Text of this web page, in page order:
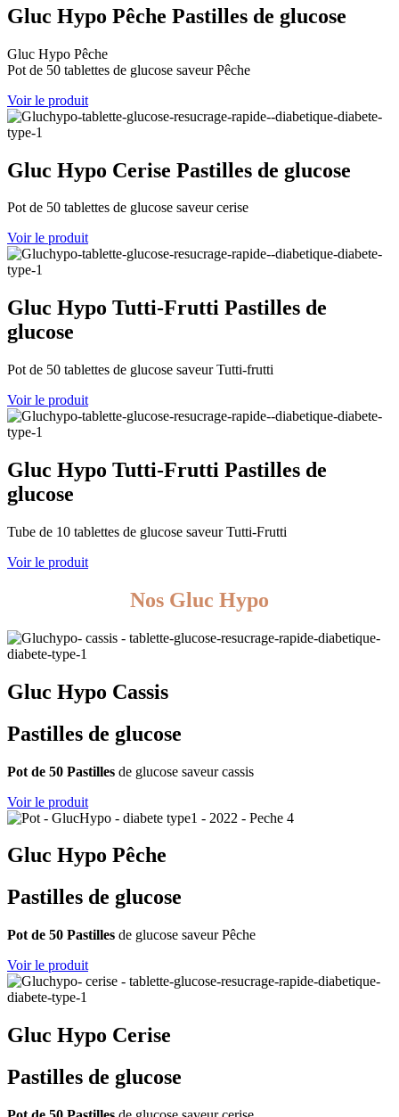
Gluc Hypo Pêche Pastilles de glucose
Gluc Hypo Pêche
Pot de 50 tablettes de glucose saveur Pêche
Voir le produit
Gluc Hypo Cerise Pastilles de glucose
Pot de 50 tablettes de glucose saveur cerise
Voir le produit
Gluc Hypo Tutti-Frutti Pastilles de
glucose
Pot de 50 tablettes de glucose saveur Tutti-frutti
Voir le produit
Gluc Hypo Tutti-Frutti Pastilles de
glucose
Tube de 10 tablettes de glucose saveur Tutti-Frutti
Voir le produit
Nos Gluc Hypo
Gluc Hypo Cassis
Pastilles de glucose
Pot de 50 Pastilles de glucose saveur cassis
Voir le produit
Gluc Hypo Pêche
Pastilles de glucose
Pot de 50 Pastilles de glucose saveur Pêche
Voir le produit
Gluc Hypo Cerise
Pastilles de glucose